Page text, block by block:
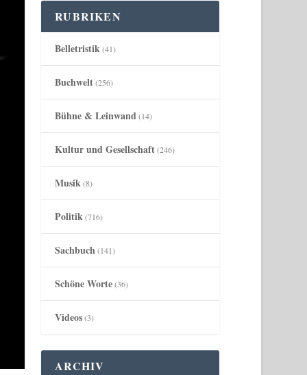
RUBRIKEN
Belletristik(41)
Buchwelt(256)
Bühne & Leinwand(14)
Kultur und Gesellschaft(246)
Musik(8)
Politik(716)
Sachbuch(141)
Schöne Worte(36)
Videos(3)
ARCHIV